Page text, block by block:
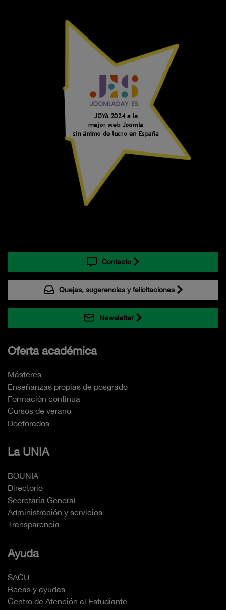
Contacto
Quejas, sugerencias y felicitaciones
Newsletter
Oferta académica
Másteres
Enseñanzas propias de posgrado
Formación continua
Cursos de verano
Doctorados
La UNIA
BOUNIA
Directorio
Secretaría General
Administración y servicios
Transparencia
Ayuda
SACU
Becas y ayudas
Centro de Atención al Estudiante